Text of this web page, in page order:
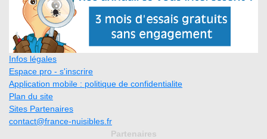
Infos légales
Espace pro - s'inscrire
Application mobile : politique de confidentialite
Plan du site
Sites Partenaires
contact@france-nuisibles.fr
Partenaires